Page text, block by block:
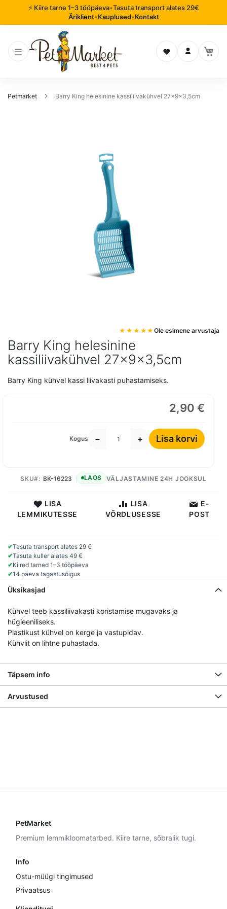
⚡ Kiire tarne 1–3 tööpäeva•Tasuta transport alates 29€
Äriklient•Kauplused•Kontakt
Soovinimekiri
Logi sisse
Petmarket Barry King helesinine kassiliivakühvel 27x9x3,5cm
Barry King helesinine
kassiliivakühvel 27x9x3,5cm
Ole esimene arvustaja
Barry King kühvel kassi liivakasti puhastamiseks.
2,90 €
Kogus − + Lisa korvi
VÄLJASTAMINE 24H JOOKSUL
SKU BK-16223 LAOS
LISA
LEMMIKUTESSE
LISA
VÕRDLUSESSE
E-
POST
✔Tasuta transport alates 29 €
✔Tasuta kuller alates 49 €
✔Kiired tarned 1–3 tööpäeva
✔14 päeva tagastusõigus
pildigalerii
algusesse
Üksikasjad
Kühvel teeb kassiliivakasti koristamise mugavaks ja
hügieeniliseks.
Plastikust kühvel on kerge ja vastupidav.
Kühvlit on lihtne puhastada.
Täpsem info
Arvustused
PetMarket
Premium lemmikloomatarbed. Kiire tarne, sõbralik tugi.
Info
Ostu-müügi tingimused
Privaatsus